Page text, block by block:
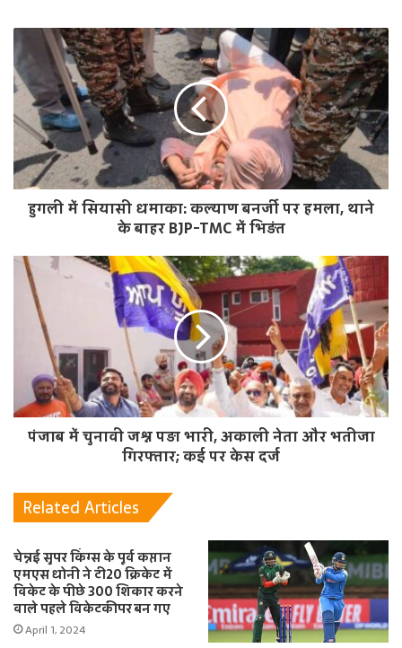
b
s
i
t
e
हुगली में सियासी धमाका: कल्याण बनर्जी पर हमला, थाने
के बाहर BJP-TMC में भिड़ंत
पंजाब में चुनावी जश्न पड़ा भारी, अकाली नेता और भतीजा
गिरफ्तार; कई पर केस दर्ज
Related Articles
चेन्नई सुपर किंग्स के पूर्व कप्तान
एमएस धोनी ने टी20 क्रिकेट में
विकेट के पीछे 300 शिकार करने
वाले पहले विकेटकीपर बन गए
April 1, 2024